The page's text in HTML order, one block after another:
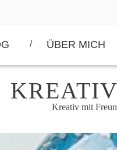
ÜBER MICH
Kreativ mit